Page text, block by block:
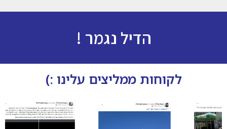
הדיל נגמר !
לקוחות ממליצים עלינו :)